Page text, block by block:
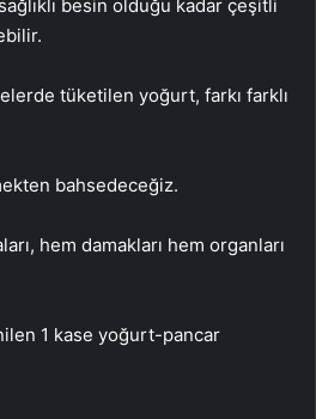
besin olduğu kadar çeşitli
tüketilen yoğurt, farkı farklı
bahsedeceğiz.
hem damakları hem organları
1 kase yoğurt-pancar